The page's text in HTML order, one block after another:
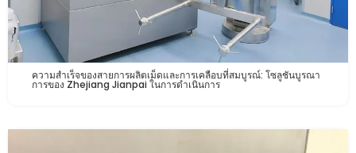
ความสำเร็จของสายการผลิตเม็ดและการเคลือบที่สมบูรณ์: โซลูชันบูรณา
การของ Zhejiang Jianpai ในการดำเนินการ